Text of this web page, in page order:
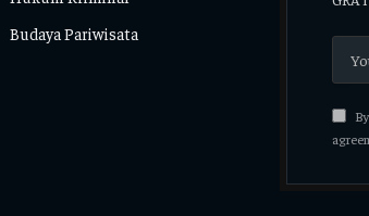
Budaya Pariwisata